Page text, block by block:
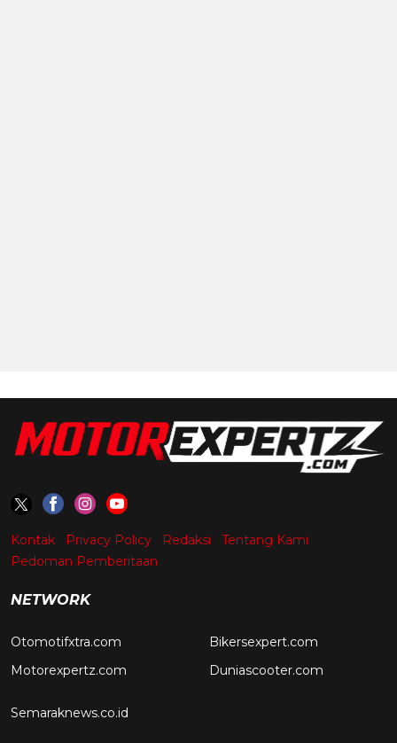
Kontak Privacy Policy Redaksi
Tentang Kami
Pedoman Pemberitaan
NETWORK
Otomotifxtra.com
Motorexpertz.com
Bikersexpert.com
Duniascooter.com
Semaraknews.co.id